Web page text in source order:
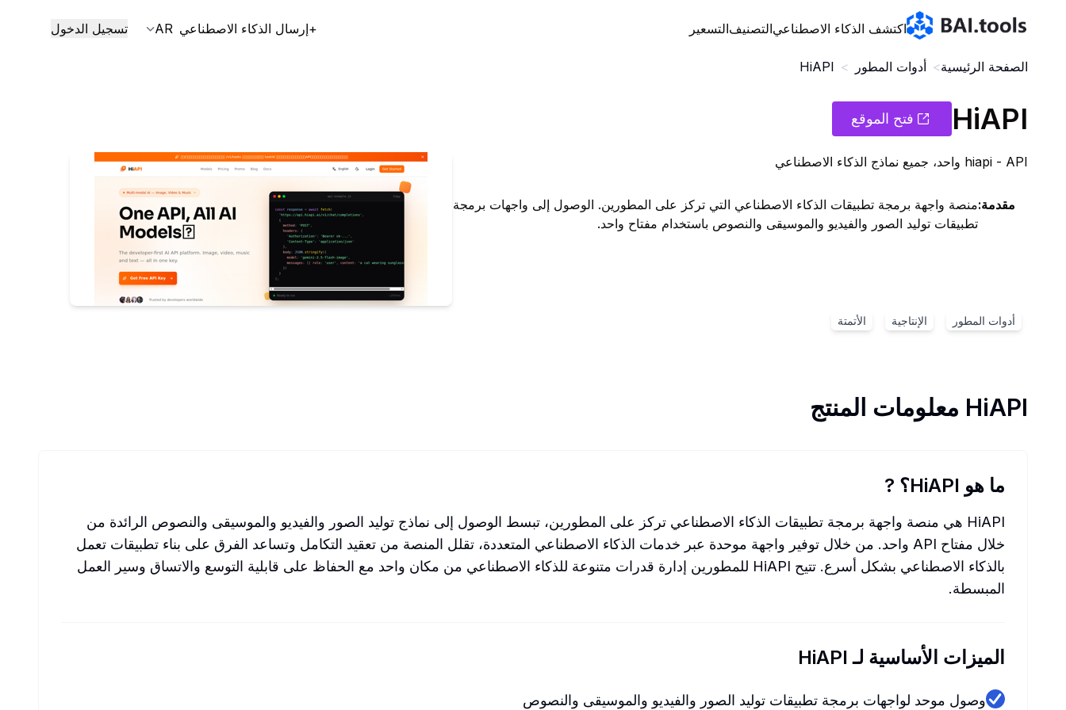
Bai.tools
اكتشف الذكاء الاصطناعيالتصنيفالتسعير +إرسال الذكاء الاصطناعي AR تسجيل الدخول
الصفحة الرئيسية> أدوات المطور >
HiAPI
HiAPI فتح الموقع
hiapi - API واحد، جميع نماذج الذكاء الاصطناعي
مقدمة:منصة واجهة برمجة تطبيقات الذكاء الاصطناعي التي تركز على المطورين. الوصول إلى واجهات برمجة
تطبيقات توليد الصور والفيديو والموسيقى والنصوص باستخدام مفتاح واحد.
أدوات المطور الإنتاجية الأتمتة
HiAPI معلومات المنتج
ما هو HiAPI؟ ?
HiAPI هي منصة واجهة برمجة تطبيقات الذكاء الاصطناعي تركز على المطورين، تبسط الوصول إلى نماذج توليد الصور والفيديو والموسيقى والنصوص الرائدة من
خلال مفتاح API واحد. من خلال توفير واجهة موحدة عبر خدمات الذكاء الاصطناعي المتعددة، تقلل المنصة من تعقيد التكامل وتساعد الفرق على بناء تطبيقات تعمل
بالذكاء الاصطناعي بشكل أسرع. تتيح HiAPI للمطورين إدارة قدرات متنوعة للذكاء الاصطناعي من مكان واحد مع الحفاظ على قابلية التوسع والاتساق وسير العمل
المبسطة.
الميزات الأساسية لـ HiAPI
وصول موحد لواجهات برمجة تطبيقات توليد الصور والفيديو والموسيقى والنصوص